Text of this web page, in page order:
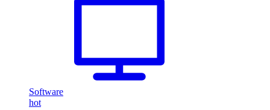
Software
hot